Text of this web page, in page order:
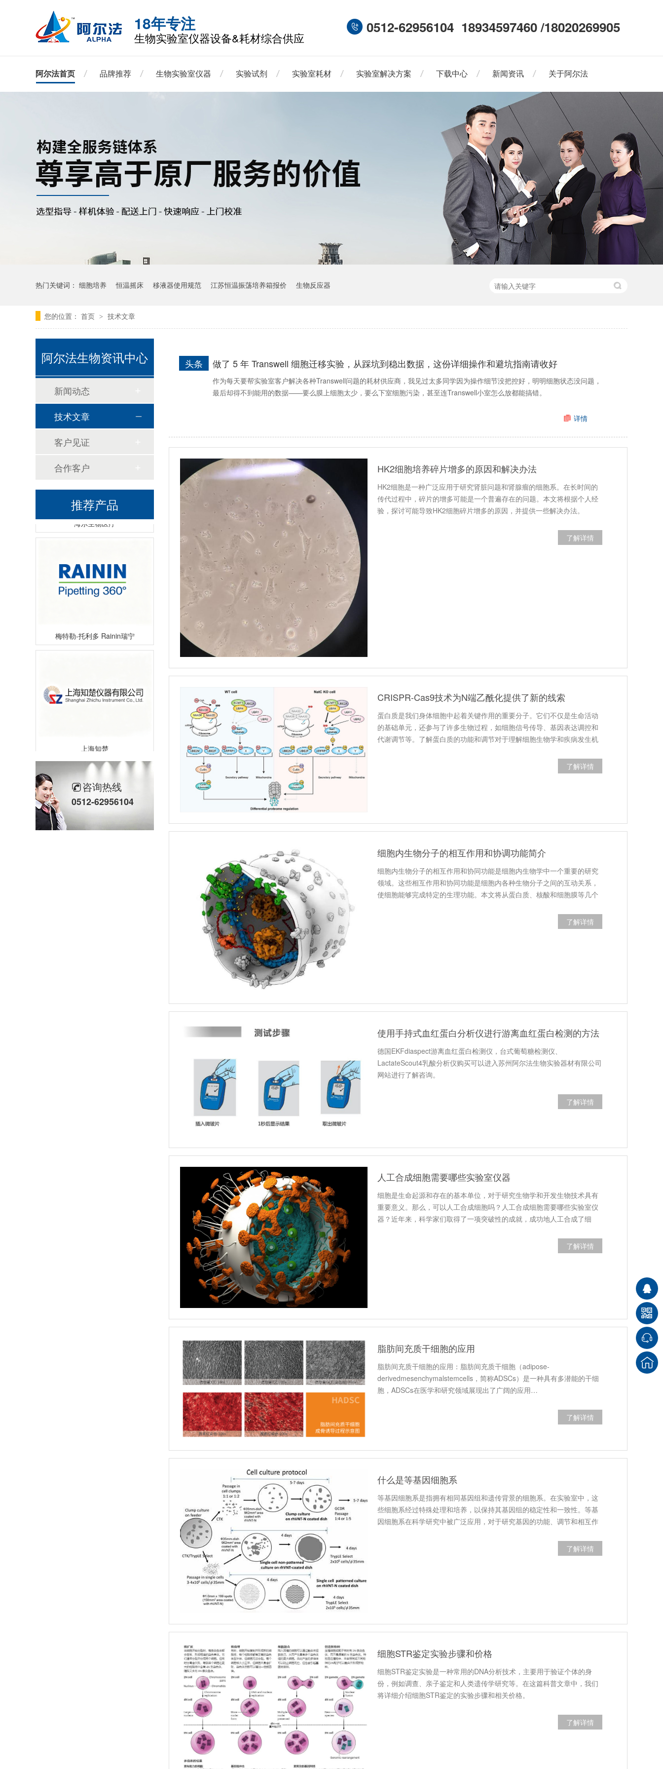
18年专注
生物实验室仪器设备&耗材综合供应
0512-62956104 18934597460 /18020269905
阿尔法首页 品牌推荐 生物实验室仪器 实验试剂 实验室耗材 实验室解决方案 下载中心 新闻资讯 关于阿尔法
热门关键词： 细胞培养 恒温摇床 移液器使用规范 江苏恒温振荡培养箱报价 生物反应器
您的位置： 首页 > 技术文章
做了 5 年 Transwell 细胞迁移实验，从踩坑到稳出数据，这份详细操作和避坑指南请收好
头条
作为每天要帮实验室客户解决各种Transwell问题的耗材供应商，我见过太多同学因为操作细节没把控好，明明细胞状态没问题，
最后却得不到能用的数据——要么膜上细胞太少，要么下室细胞污染，甚至连Transwell小室怎么放都能搞错。
详情
HK2细胞培养碎片增多的原因和解决办法
HK2细胞是一种广泛应用于研究肾脏问题和肾腺瘤的细胞系。在长时间的
传代过程中，碎片的增多可能是一个普遍存在的问题。本文将根据个人经
验，探讨可能导致HK2细胞碎片增多的原因，并提供一些解决办法。
了解详情
CRISPR-Cas9技术为N端乙酰化提供了新的线索
蛋白质是我们身体细胞中起着关键作用的重要分子。它们不仅是生命活动
的基础单元，还参与了许多生物过程，如细胞信号传导、基因表达调控和
代谢调节等。了解蛋白质的功能和调节对于理解细胞生物学和疾病发生机
了解详情
细胞内生物分子的相互作用和协调功能简介
细胞内生物分子的相互作用和协同功能是细胞内生物学中一个重要的研究
领域。这些相互作用和协同功能是细胞内各种生物分子之间的互动关系，
使细胞能够完成特定的生理功能。本文将从蛋白质、核酸和细胞膜等几个
了解详情
使用手持式血红蛋白分析仪进行游离血红蛋白检测的方法
德国EKFdiaspect游离血红蛋白检测仪，台式葡萄糖检测仪、
LactateScout4乳酸分析仪购买可以进入苏州阿尔法生物实验器材有限公司
网站进行了解咨询。
了解详情
人工合成细胞需要哪些实验室仪器
细胞是生命起源和存在的基本单位，对于研究生物学和开发生物技术具有
重要意义。那么，可以人工合成细胞吗？人工合成细胞需要哪些实验室仪
器？近年来，科学家们取得了一项突破性的成就，成功地人工合成了细
了解详情
脂肪间充质干细胞的应用
脂肪间充质干细胞的应用：脂肪间充质干细胞（adipose-
derivedmesenchymalstemcells，简称ADSCs）是一种具有多潜能的干细
胞，ADSCs在医学和研究领域展现出了广阔的应用…
了解详情
什么是等基因细胞系
等基因细胞系是指拥有相同基因组和遗传背景的细胞系。在实验室中，这
些细胞系经过特殊处理和培养，以保持其基因组的稳定性和一致性。等基
因细胞系在科学研究中被广泛应用，对于研究基因的功能、调节和相互作
了解详情
细胞STR鉴定实验步骤和价格
细胞STR鉴定实验是一种常用的DNA分析技术，主要用于验证个体的身
份，例如调查、亲子鉴定和人类遗传学研究等。在这篇科普文章中，我们
将详细介绍细胞STR鉴定的实验步骤和相关价格。
了解详情
阿尔法生物资讯中心
新闻动态
技术文章
客户见证
合作客户
推荐产品
耐思 NEST
咨询热线
0512-62956104